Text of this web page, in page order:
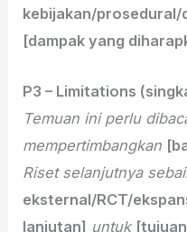
kebijakan/prosedural/
[dampak yang
P3 – Limitations
Temuan ini perlu
mempertimbangkan
Riset selanjutnya
eksternal/RCT/
lanjutan] untuk